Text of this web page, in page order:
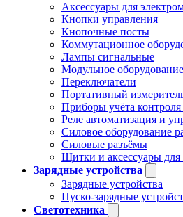
Аксессуары для
Кнопки управления
Кнопочные посты
Коммутационное
Лампы сигнальные
Модульное оборудование
Переключатели
Портативный
Приборы учёта
Реле автоматизация и
Силовое оборудование
Силовые разъёмы
Щитки и аксессуары
Зарядные устройства
Зарядные устройства
Пуско-зарядные
Светотехника